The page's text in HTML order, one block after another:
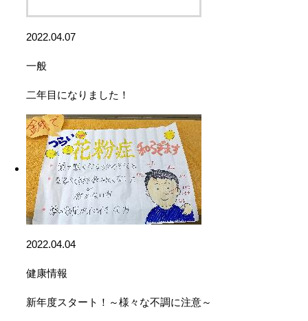
2022.04.07
一般
二年目になりました！
2022.04.04
健康情報
新年度スタート！～様々な不調に注意～